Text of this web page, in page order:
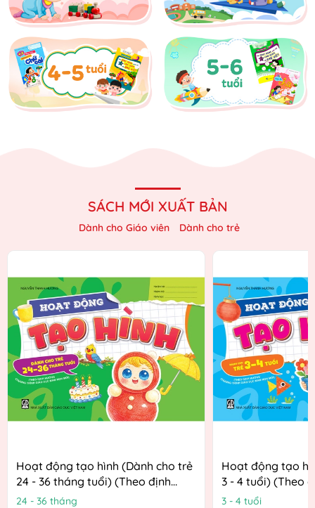
SÁCH MỚI XUẤT BẢN
Dành cho Giáo viên Dành cho trẻ
Hoạt động tạo hình (Dành cho trẻ
24 - 36 tháng tuổi) (Theo định
hướng Chương trình Giáo dục
24 - 36 tháng
Hoạt động tạo
3 - 4 tuổi) (Theo
Chương trình
3 - 4 tuổi